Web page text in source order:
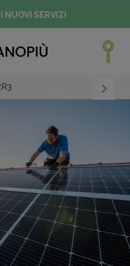
NUOVI SERVIZI